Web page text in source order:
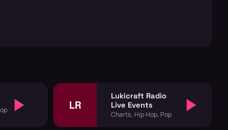
LR
Lukicraft Radio
Live Events
Charts, Hip Hop, Pop